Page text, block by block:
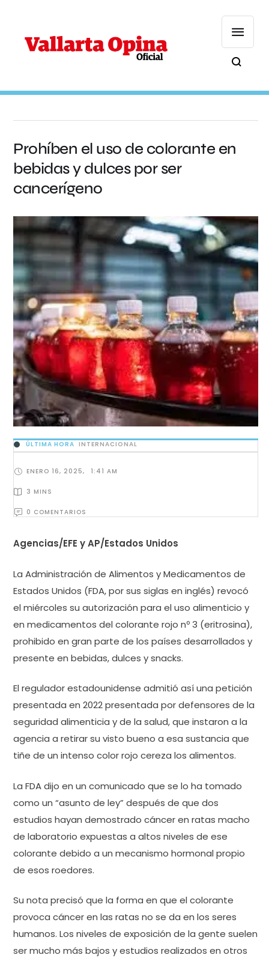
Prohíben el uso de colorante en
bebidas y dulces por ser
cancerígeno
ÚLTIMA HORA INTERNACIONAL
ENERO 16, 2025, 1:41 AM
3 MINS
0 COMENTARIOS
Agencias/EFE y AP/Estados Unidos
La Administración de Alimentos y Medicamentos de
Estados Unidos (FDA, por sus siglas en inglés) revocó
el miércoles su autorización para el uso alimenticio y
en medicamentos del colorante rojo nº 3 (eritrosina),
prohibido en gran parte de los países desarrollados y
presente en bebidas, dulces y snacks.
El regulador estadounidense admitió así una petición
presentada en 2022 presentada por defensores de la
seguridad alimenticia y de la salud, que instaron a la
agencia a retirar su visto bueno a esa sustancia que
tiñe de un intenso color rojo cereza los alimentos.
La FDA dijo en un comunicado que se lo ha tomado
como un “asunto de ley” después de que dos
estudios hayan demostrado cáncer en ratas macho
de laboratorio expuestas a altos niveles de ese
colorante debido a un mecanismo hormonal propio
de esos roedores.
Su nota precisó que la forma en que el colorante
provoca cáncer en las ratas no se da en los seres
humanos. Los niveles de exposición de la gente suelen
ser mucho más bajos y estudios realizados en otros